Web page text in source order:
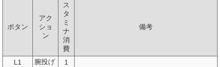
ボタン
アク
ショ
ン
ス
タ
ミ
ナ
消
費
備考
L1 腕投げ 1